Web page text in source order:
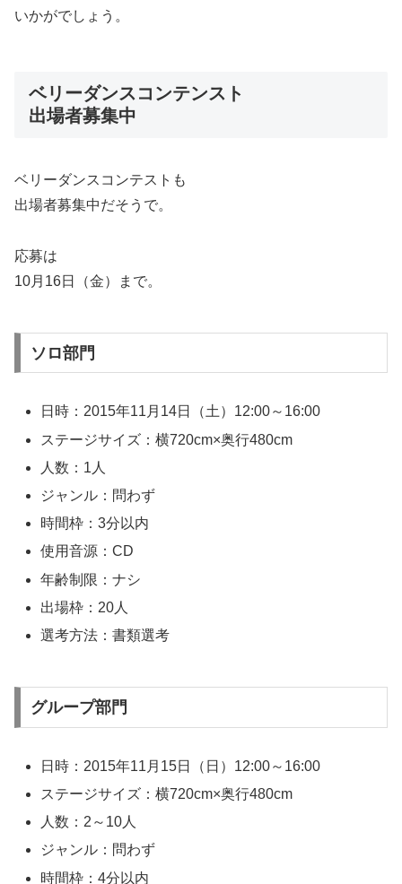
いかがでしょう。
ベリーダンスコンテンスト
出場者募集中
ベリーダンスコンテストも
出場者募集中だそうで。
応募は
10月16日（金）まで。
ソロ部門
日時：2015年11月14日（土）12:00～16:00
ステージサイズ：横720cm×奥行480cm
人数：1人
ジャンル：問わず
時間枠：3分以内
使用音源：CD
年齢制限：ナシ
出場枠：20人
選考方法：書類選考
グループ部門
日時：2015年11月15日（日）12:00～16:00
ステージサイズ：横720cm×奥行480cm
人数：2～10人
ジャンル：問わず
時間枠：4分以内